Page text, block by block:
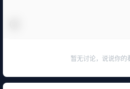
暂无讨论，说说你的